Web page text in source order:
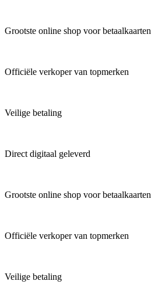
Grootste online shop voor betaalkaarten
Officiële verkoper van topmerken
Veilige betaling
Direct digitaal geleverd
Grootste online shop voor betaalkaarten
Officiële verkoper van topmerken
Veilige betaling